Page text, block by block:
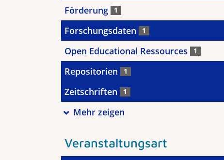
Förderung 1
Forschungsdaten 1
Open Educational Ressources 1
Repositorien 1
Zeitschriften 1
Mehr zeigen
Veranstaltungsart